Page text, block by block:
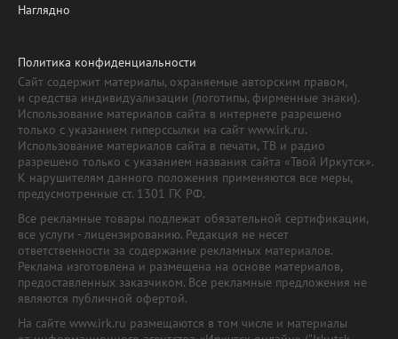
Наглядно
Политика конфиденциальности
Сайт содержит материалы, охраняемые авторским правом,
и средства индивидуализации (логотипы, фирменные знаки).
Использование материалов сайта в интернете разрешено
только с указанием гиперссылки на сайт www.irk.ru.
Использование материалов сайта в печати, ТВ и радио
разрешено только с указанием названия сайта «Твой Иркутск».
К нарушителям данного положения применяются все меры,
предусмотренные ст. 1301 ГК РФ.
Все рекламные товары подлежат обязательной сертификации,
все услуги - лицензированию. Редакция не несет
ответственности за содержание рекламных материалов.
Реклама изготовлена и размещена на основе материалов,
предоставленных заказчиком. Все рекламные предложения не
являются публичной офертой.
На сайте www.irk.ru размещаются в том числе и материалы